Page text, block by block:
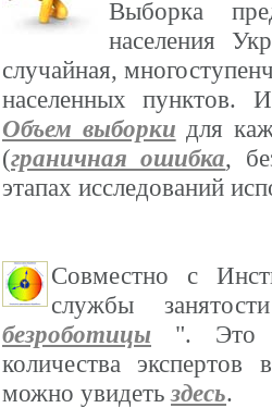
Выборка
населения
случайная,
населенных пунктов.
Объем выборки для
(граничная ошибка,
этапах исследований
Совместно с
службы
безроботицы ". Это
количества
можно увидетьздесь.